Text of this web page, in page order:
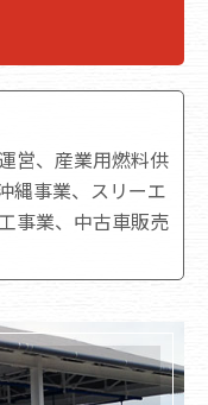
営、産業用燃料供
縄事業、スリーエ
事業、中古車販売